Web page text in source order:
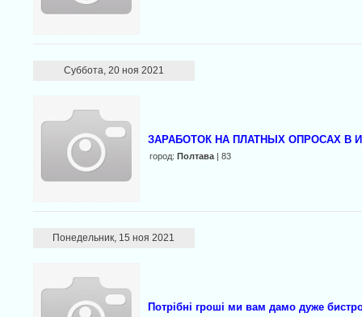
Суббота, 20 ноя 2021
ЗAРАБОТОК НА ПЛАТНЫХ ОПРOСАХ В
город: Полтава| 83
Понедельник, 15 ноя 2021
Потрібні гроші ми вам дамо дуже